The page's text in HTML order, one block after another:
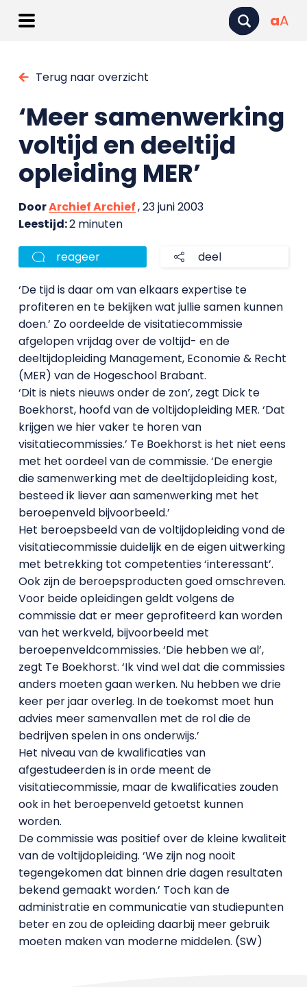
aA
Terug naar overzicht
‘Meer samenwerking
voltijd en deeltijd
opleiding MER’
DoorArchief Archief, 23 juni 2003
Leestijd:2 minuten
reageer deel
‘De tijd is daar om van elkaars expertise te
profiteren en te bekijken wat jullie samen kunnen
doen.’ Zo oordeelde de visitatiecommissie
afgelopen vrijdag over de voltijd- en de
deeltijdopleiding Management, Economie & Recht
(MER) van de Hogeschool Brabant.
‘Dit is niets nieuws onder de zon’, zegt Dick te
Boekhorst, hoofd van de voltijdopleiding MER. ‘Dat
krijgen we hier vaker te horen van
visitatiecommissies.’ Te Boekhorst is het niet eens
met het oordeel van de commissie. ‘De energie
die samenwerking met de deeltijdopleiding kost,
besteed ik liever aan samenwerking met het
beroepenveld bijvoorbeeld.’
Het beroepsbeeld van de voltijdopleiding vond de
visitatiecommissie duidelijk en de eigen uitwerking
met betrekking tot competenties ‘interessant’.
Ook zijn de beroepsproducten goed omschreven.
Voor beide opleidingen geldt volgens de
commissie dat er meer geprofiteerd kan worden
van het werkveld, bijvoorbeeld met
beroepenveldcommissies. ‘Die hebben we al’,
zegt Te Boekhorst. ‘Ik vind wel dat die commissies
anders moeten gaan werken. Nu hebben we drie
keer per jaar overleg. In de toekomst moet hun
advies meer samenvallen met de rol die de
bedrijven spelen in ons onderwijs.’
Het niveau van de kwalificaties van
afgestudeerden is in orde meent de
visitatiecommissie, maar de kwalificaties zouden
ook in het beroepenveld getoetst kunnen
worden.
De commissie was positief over de kleine kwaliteit
van de voltijdopleiding. ‘We zijn nog nooit
tegengekomen dat binnen drie dagen resultaten
bekend gemaakt worden.’ Toch kan de
administratie en communicatie van studiepunten
beter en zou de opleiding daarbij meer gebruik
moeten maken van moderne middelen. (SW)